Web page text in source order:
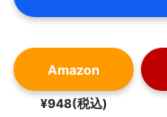
Amazon
¥948(税込)